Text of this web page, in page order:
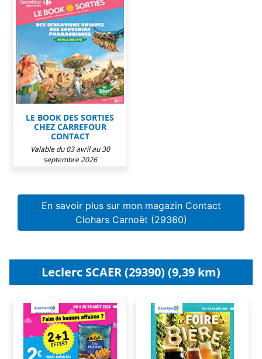
LE BOOK DES SORTIES
CHEZ CARREFOUR
CONTACT
Valable du 03 avril au 30
septembre 2026
En savoir plus sur mon magazin Contact
Clohars Carnoët (29360)
Leclerc SCAER (29390) (9,39 km)